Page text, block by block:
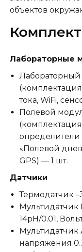
объектов
Лабораторные
Лабораторный
тока, WiFi,
Полевой
«Полевой
GPS) — 1 шт.
Датчики
Термодатчик
14pH/0.01,
напряжения